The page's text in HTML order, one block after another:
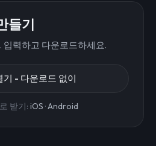
들기
입력하고 다운로드하세요.
- 다운로드 없이
받기: iOS ·Android